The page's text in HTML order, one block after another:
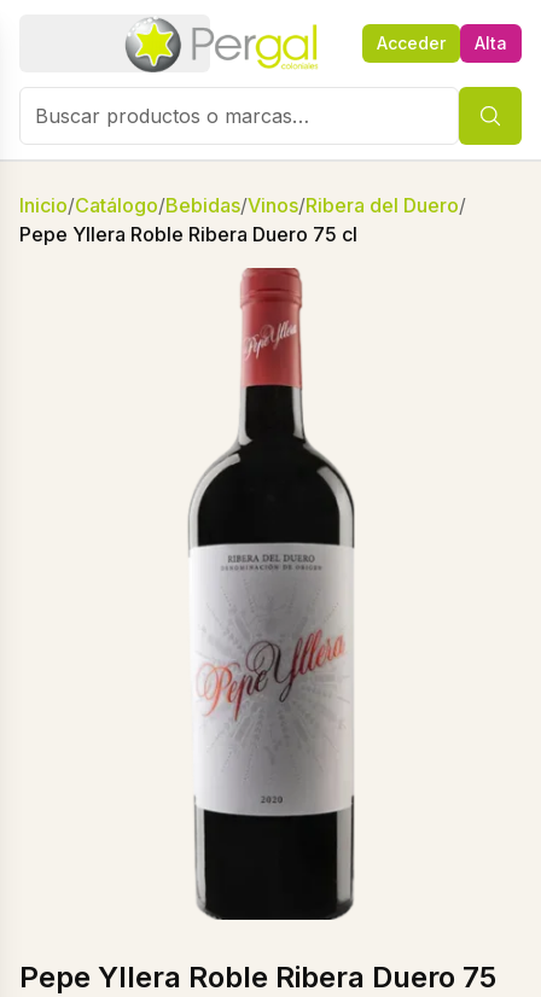
Acceder Alta
Inicio/Catálogo/Bebidas/Vinos/Ribera del Duero/
Pepe Yllera Roble Ribera Duero 75 cl
Pepe Yllera Roble Ribera Duero 75